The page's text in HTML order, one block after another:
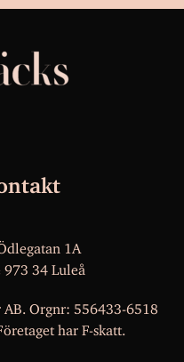
Orgnr: 556433-6518
har F-skatt.
1A
973 34 Luleå